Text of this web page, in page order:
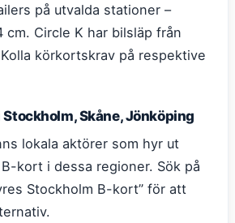
på utvalda stationer –
cm. Circle K har bilsläp från
körkortskrav på respektive
Skåne, Jönköping
lokala aktörer som hyr ut
kort i dessa regioner. Sök på
Stockholm B-kort” för att